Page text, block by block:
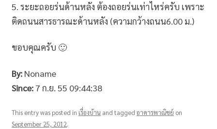
5. ระยะถอยร่นด้านหลัง ต้องถอยร่นเท่าไหร่ครับ เพราะ
ติดถนนสารธารณะด้านหลัง (ความกว้างถนน6.00 ม.)
ขอบคุณครับ 🙂
By: Noname
Since: 7 ก.ย. 55 09:44:38
This entry was posted in เรื่องบ้าน and tagged อาคารพาณิชย์ on
September 25, 2012.